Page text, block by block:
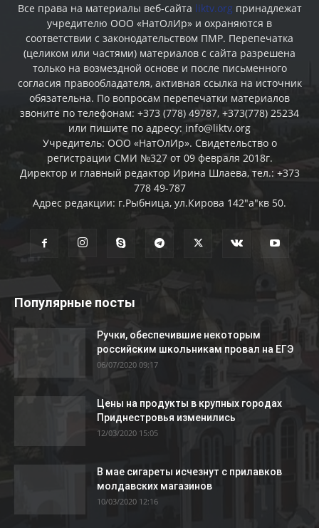
Все права на материалы веб-сайта liktv.org принадлежат
учредителю ООО «НатОлИр» и охраняются в
соответствии с законодательством ПМР. Перепечатка
(целиком или частями) материалов c сайта разрешена
только на возмездной основе и после письменного
согласия правообладателя, активная ссылка на источник
обязательна. По вопросам перепечатки материалов
звоните по телефонам: +373 (778) 49787, +373(778) 25234
или пишите по адресу: info@liktv.org
Учредитель: ООО «НатОлИр». Свидетельство о
регистрации СМИ №327 от 09 февраля 2018г.
Директор и главный редактор Ирина Шлаева, тел.: +373
778 49-787
Адрес редакции: г.Рыбница, ул.Кирова 142"а"кв 50.
Популярные посты
Ручки, обеспечившие некоторым
российским школьникам провал на ЕГЭ
06/07/2020 09:17
Цены на продукты в крупных городах
Приднестровья изменились
12/03/2020 15:05
В мае сигареты исчезнут с прилавков
молдавских магазинов
10/03/2020 12:16